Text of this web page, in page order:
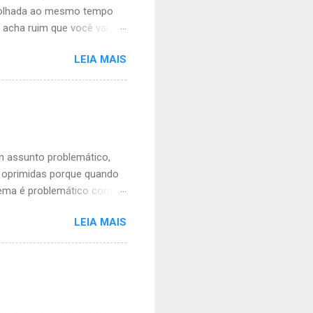
ao mesmo tempo
ruim que você vai ser
mimimi porque tem
e vale para ambos
mas agora não
LEIA MAIS
assunto problemático,
porque quando
é problemático com
não é um ato misógino
corre o risco constante
October 14, 2020 A
LEIA MAIS